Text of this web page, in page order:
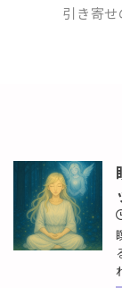
引き寄